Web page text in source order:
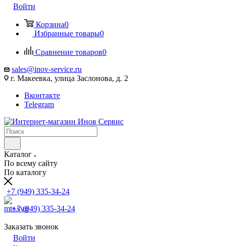
Войти
Корзина0
Избранные товары0
Сравнение товаров0
sales@inov-service.ru
г. Макеевка, улица Заслонова, д. 2
Вконтакте
Telegram
Каталог
По всему сайту
По каталогу
+7 (949) 335-34-24
+7 (949) 335-34-24
Заказать звонок
Войти